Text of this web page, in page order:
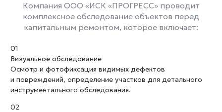
Компания ООО «ИСК «ПРОГРЕСС» проводит
комплексное обследование объектов перед
капитальным ремонтом, которое включает:
01
Визуальное обследование
Осмотр и фотофиксация видимых дефектов
и повреждений, определение участков для детального
инструментального обследования.
02